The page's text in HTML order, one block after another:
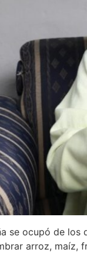
se ocupó de los
arroz, maíz,